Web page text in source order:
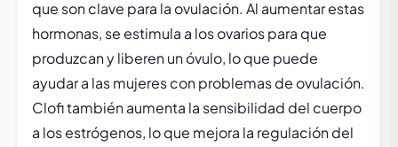
que son clave para la ovulación. Al aumentar estas
hormonas, se estimula a los ovarios para que
produzcan y liberen un óvulo, lo que puede
ayudar a las mujeres con problemas de ovulación.
Clofi también aumenta la sensibilidad del cuerpo
a los estrógenos, lo que mejora la regulación del